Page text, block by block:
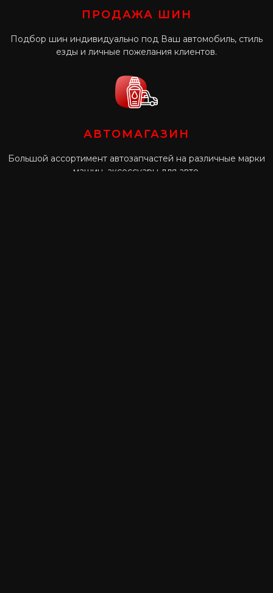
ПРОДАЖА ШИН
Подбор шин индивидуально под Ваш автомобиль, стиль
езды и личные пожелания клиентов.
АВТОМАГАЗИН
Большой ассортимент автозапчастей на различные марки
машин, аксессуары для авто.